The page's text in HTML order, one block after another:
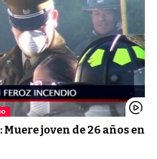
joven de 26 años en